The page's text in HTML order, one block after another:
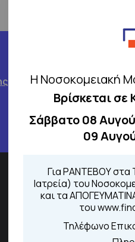
Η Νοσοκομειακή
Βρίσκεται
Σάββατο 08
09
Για ΡΑΝΤΕΒΟΥ στα
Ιατρεία) του
και τα
του
Τηλέφωνο
Περιοχής
Διασυνδεόμενα
Γενικό